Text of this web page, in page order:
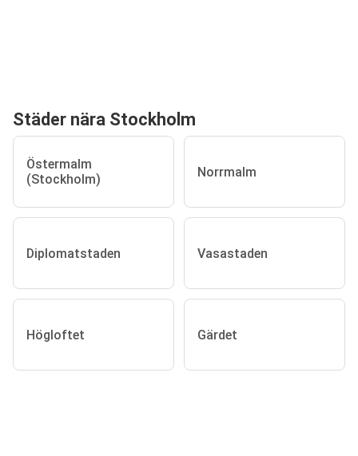
Städer nära Stockholm
Östermalm
(Stockholm)
Norrmalm
Diplomatstaden Vasastaden
Högloftet Gärdet